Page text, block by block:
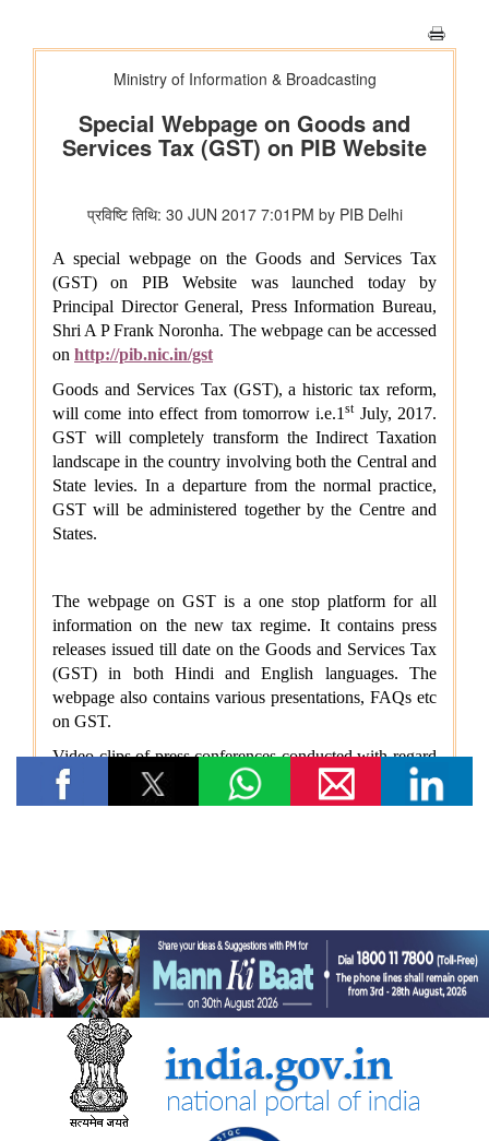
केन्द्रीय गृह एवं सहकारिता मंत्री श्री अमित शाह ने आज पुदुचेरी पुलिस को
राष्ट्रपति कलर्स प्रदान किया
प्रधानमंत्री आवास योजना - शहरी क्षेत्र में उपलब्धि: 1.25 करोड़ घरों की
स्वीकृति, 1 करोड़ घरों का निर्माण पूरा हुआ
नवीन एवं नवीकरणीय ऊर्जा मंत्रालय
भारत ने जीवाश्म ईंधन रहित विद्युत उत्पादन क्षमता में 300 गीगावाट का
ऐतिहासिक आंकड़ा हासिल किया
विज्ञान एवं प्रौद्योगिकी मंत्रालय
डॉ. जितेंद्र सिंह के अनुसार, भारत अगली औद्योगिक क्रांति में एक महत्वपूर्ण
भूमिका निभाएगा, जो जैव प्रौद्योगिकी और एआई पर आधारित होगी
सामाजिक न्‍याय एवं अधिकारिता मंत्रालय
पिछले तीन वित्त वर्षों के दौरान कर्नाटक में अनुसूचित जाति के विद्यार्थियों के
लिए पोस्ट-मैट्रिक छात्रवृत्ति के अंतर्गत 1,178.20 करोड़ रुपये की केंद्रीय
हिस्सेदारी जारी
आर्थिक बाधाओं से लेकर शैक्षिक आकांक्षाओं तक: छात्रवृत्ति सहायता ने गणेश
कुमार को बी.टेक की पढ़ाई पूरी करने में कैसे मदद की
पढ़ाई पूरी करने में छात्रवृत्ति सहायता ने कैसे मदद की
वित्तीय बाधाओं से लेकर तकनीकी आकांक्षाओं तक: यारा महेश को बी.टेक की
केन्द्रीय युवा कार्यक्रम एवं खेल राज्य मंत्री श्रीमती रक्षा खडसे
खेल मंत्री डॉ. मनसुख मांडविया ने गुजरात के हनोल से युवाओं, माई भारत और
एनएसएस के साथ ‘फिट इंडिया संडे ऑन साइकिल’ के 85वें संस्करण का
राष्ट्रव्यापी नेतृत्व किया, जिसका मुख्य विषय रहा ‘नशा मुक्त भारत’
केंद्रीकृत जन शिकायत निवारण और निगरानी प्रणाली (सीपीग्राम)